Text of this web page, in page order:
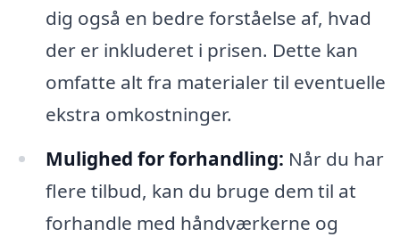
dig også en bedre forståelse af, hvad
der er inkluderet i prisen. Dette kan
omfatte alt fra materialer til eventuelle
ekstra omkostninger.
Mulighed for forhandling: Når du har
flere tilbud, kan du bruge dem til at
forhandle med håndværkerne og